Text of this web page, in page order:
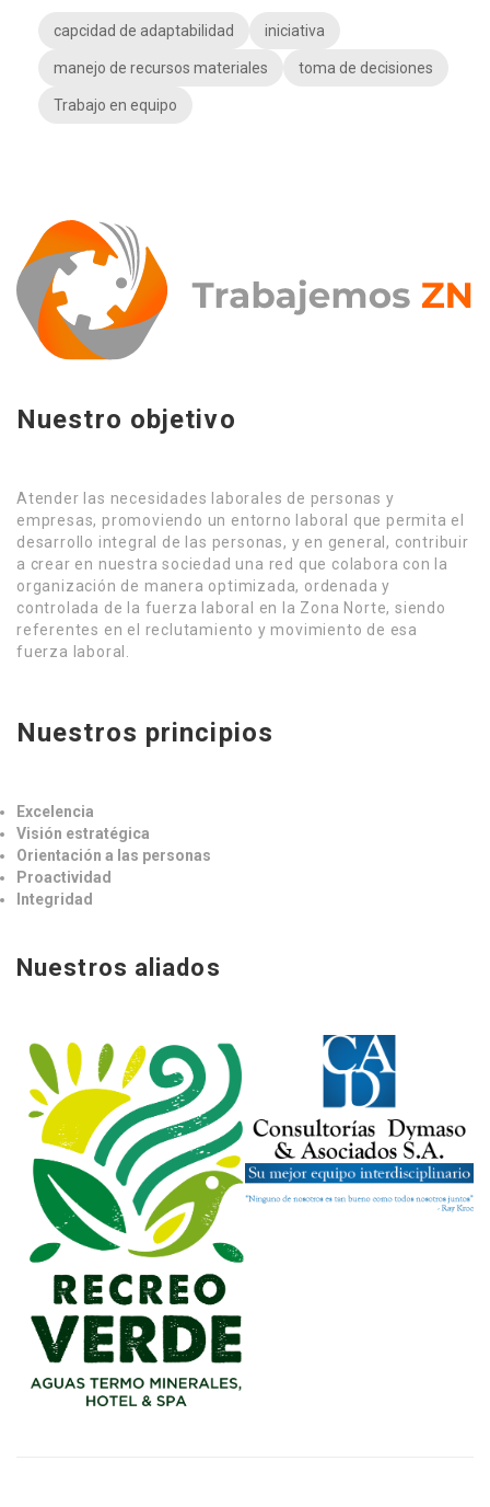
capcidad de adaptabilidad iniciativa
manejo de recursos materiales toma de decisiones
Trabajo en equipo
Nuestro objetivo
Atender las necesidades laborales de personas y
empresas, promoviendo un entorno laboral que permita el
desarrollo integral de las personas, y en general, contribuir
a crear en nuestra sociedad una red que colabora con la
organización de manera optimizada, ordenada y
controlada de la fuerza laboral en la Zona Norte, siendo
referentes en el reclutamiento y movimiento de esa
fuerza laboral.
Nuestros principios
Excelencia
Visión estratégica
Orientación a las personas
Proactividad
Integridad
Nuestros aliados